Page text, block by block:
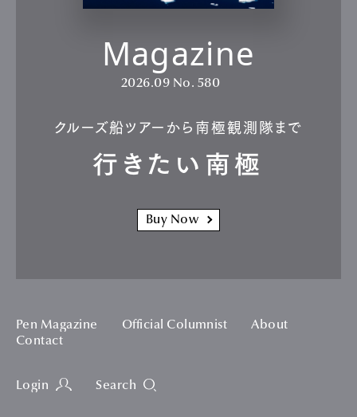
Magazine
2026.09 No. 580
クルーズ船ツアーから南極観測隊まで
行きたい南極
Buy Now
Pen Magazine Official Columnist
About
Contact
Login Search